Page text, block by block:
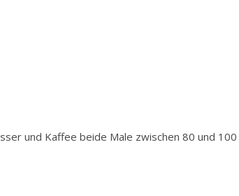
und Kaffee beide Male zwischen 80 und 100